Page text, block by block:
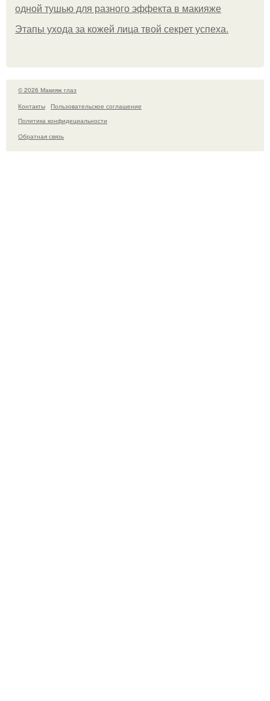
одной тушью для разного эффекта в макияже
Этапы ухода за кожей лица твой секрет успеха.
© 2026 Макияж глаз
Контакты
Пользовательское соглашение
Политика конфидециальности
Обратная связь